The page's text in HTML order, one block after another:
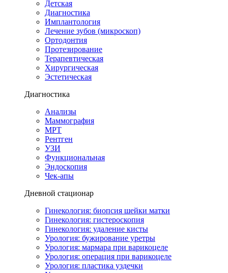
Детская
Диагностика
Имплантология
Лечение зубов (микроскоп)
Ортодонтия
Протезирование
Терапевтическая
Хирургическая
Эстетическая
Диагностика
Анализы
Маммография
МРТ
Рентген
УЗИ
Функциональная
Эндоскопия
Чек-апы
Дневной стационар
Гинекология: биопсия шейки матки
Гинекология: гистероскопия
Гинекология: удаление кисты
Урология: бужирование уретры
Урология: мармара при варикоцеле
Урология: операция при варикоцеле
Урология: пластика уздечки